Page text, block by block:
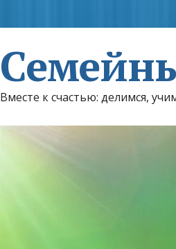
Вместе к счастью: делимся,